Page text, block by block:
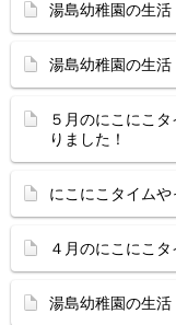
湯島幼稚園の生
湯島幼稚園の生
５月のにこにこ
りました！
にこにこタイムや
４月のにこにこ
湯島幼稚園の生